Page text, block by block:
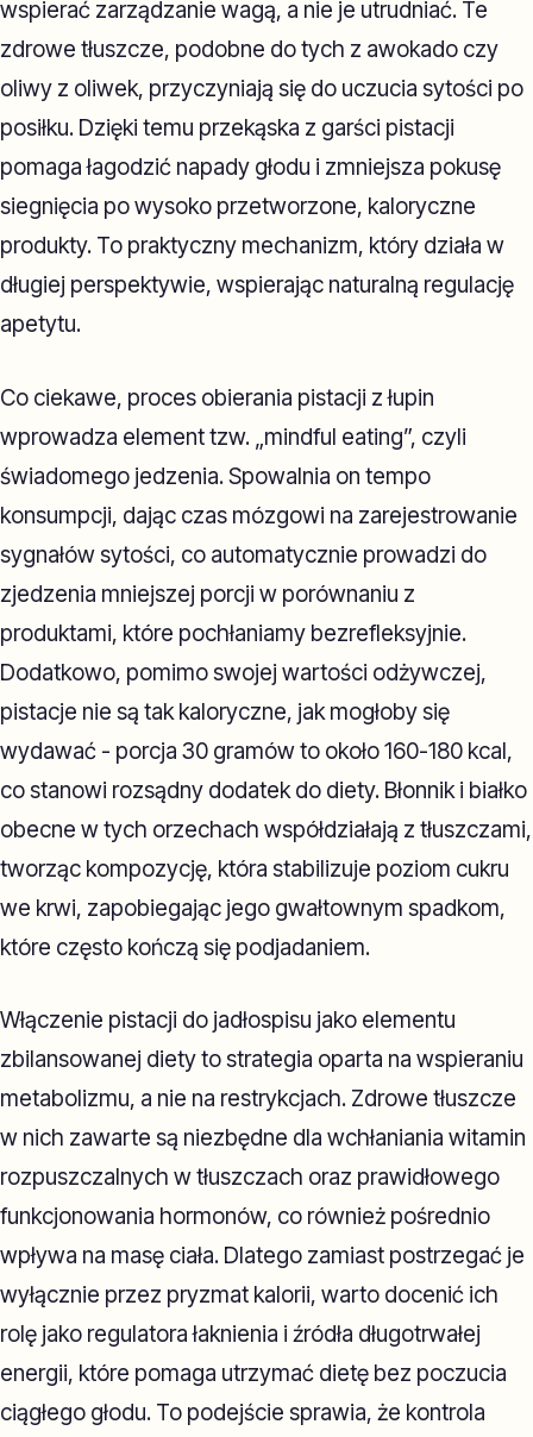
wspierać zarządzanie wagą, a nie je utrudniać. Te
zdrowe tłuszcze, podobne do tych z awokado czy
oliwy z oliwek, przyczyniają się do uczucia sytości po
posiłku. Dzięki temu przekąska z garści pistacji
pomaga łagodzić napady głodu i zmniejsza pokusę
siegnięcia po wysoko przetworzone, kaloryczne
produkty. To praktyczny mechanizm, który działa w
długiej perspektywie, wspierając naturalną regulację
apetytu.
Co ciekawe, proces obierania pistacji z łupin
wprowadza element tzw. „mindful eating”, czyli
świadomego jedzenia. Spowalnia on tempo
konsumpcji, dając czas mózgowi na zarejestrowanie
sygnałów sytości, co automatycznie prowadzi do
zjedzenia mniejszej porcji w porównaniu z
produktami, które pochłaniamy bezrefleksyjnie.
Dodatkowo, pomimo swojej wartości odżywczej,
pistacje nie są tak kaloryczne, jak mogłoby się
wydawać - porcja 30 gramów to około 160-180 kcal,
co stanowi rozsądny dodatek do diety. Błonnik i białko
obecne w tych orzechach współdziałają z tłuszczami,
tworząc kompozycję, która stabilizuje poziom cukru
we krwi, zapobiegając jego gwałtownym spadkom,
które często kończą się podjadaniem.
Włączenie pistacji do jadłospisu jako elementu
zbilansowanej diety to strategia oparta na wspieraniu
metabolizmu, a nie na restrykcjach. Zdrowe tłuszcze
w nich zawarte są niezbędne dla wchłaniania witamin
rozpuszczalnych w tłuszczach oraz prawidłowego
funkcjonowania hormonów, co również pośrednio
wpływa na masę ciała. Dlatego zamiast postrzegać je
wyłącznie przez pryzmat kalorii, warto docenić ich
rolę jako regulatora łaknienia i źródła długotrwałej
energii, które pomaga utrzymać dietę bez poczucia
ciągłego głodu. To podejście sprawia, że kontrola